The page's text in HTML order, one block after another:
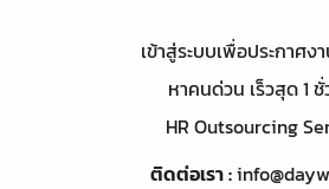
เข้าสู่ระบบเพื่อประกาศง
หาคนด่วน เร็วสุด 1 ชั่
HR Outsourcing
ติดต่อเรา: